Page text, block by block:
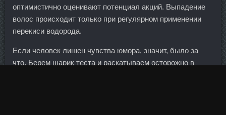
оптимистично оценивают потенциал акций. Выпадение
волос происходит только при регулярном применении
перекиси водорода.
Если человек лишен чувства юмора, значит, было за
что. Берем шарик теста и раскатываем осторожно в